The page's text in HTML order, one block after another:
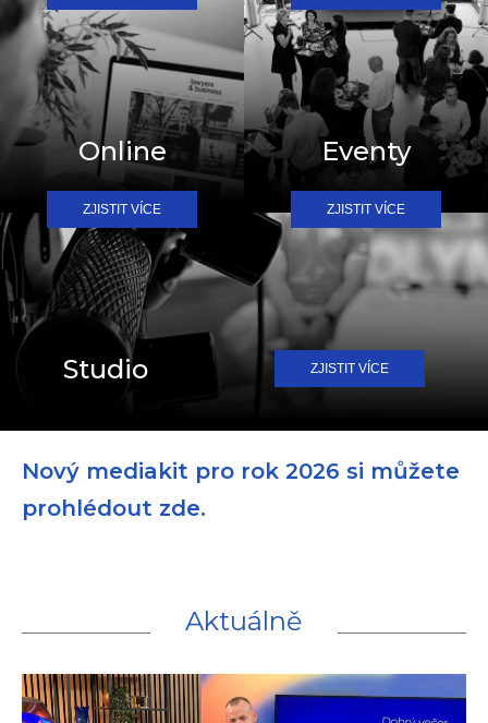
Online
ZJISTIT VÍCE
Eventy
ZJISTIT VÍCE
Studio ZJISTIT VÍCE
Nový mediakit pro rok 2026 si můžete
prohlédout zde.
Aktuálně